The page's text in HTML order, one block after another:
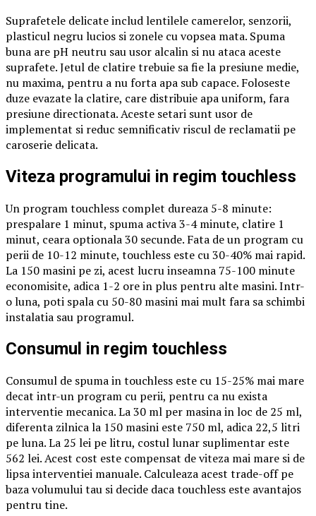
Suprafetele delicate includ lentilele camerelor, senzorii,
plasticul negru lucios si zonele cu vopsea mata. Spuma
buna are pH neutru sau usor alcalin si nu ataca aceste
suprafete. Jetul de clatire trebuie sa fie la presiune medie,
nu maxima, pentru a nu forta apa sub capace. Foloseste
duze evazate la clatire, care distribuie apa uniform, fara
presiune directionata. Aceste setari sunt usor de
implementat si reduc semnificativ riscul de reclamatii pe
caroserie delicata.
Viteza programului in regim touchless
Un program touchless complet dureaza 5-8 minute:
prespalare 1 minut, spuma activa 3-4 minute, clatire 1
minut, ceara optionala 30 secunde. Fata de un program cu
perii de 10-12 minute, touchless este cu 30-40% mai rapid.
La 150 masini pe zi, acest lucru inseamna 75-100 minute
economisite, adica 1-2 ore in plus pentru alte masini. Intr-
o luna, poti spala cu 50-80 masini mai mult fara sa schimbi
instalatia sau programul.
Consumul in regim touchless
Consumul de spuma in touchless este cu 15-25% mai mare
decat intr-un program cu perii, pentru ca nu exista
interventie mecanica. La 30 ml per masina in loc de 25 ml,
diferenta zilnica la 150 masini este 750 ml, adica 22,5 litri
pe luna. La 25 lei pe litru, costul lunar suplimentar este
562 lei. Acest cost este compensat de viteza mai mare si de
lipsa interventiei manuale. Calculeaza acest trade-off pe
baza volumului tau si decide daca touchless este avantajos
pentru tine.